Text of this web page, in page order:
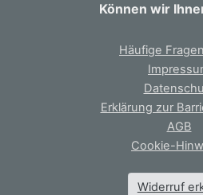
Können wir
Häufige
Erklärung zur
AGB
Cookie-
Widerruf